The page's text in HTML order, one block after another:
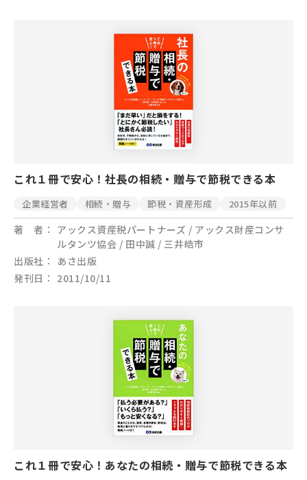
これ１冊で安心！社長の相続・贈与で節税できる本
企業経営者 相続・贈与 節税・資産形成 2015年以前
著 者
アックス資産税パートナーズ / アックス財産コンサ
ルタンツ協会 / 田中誠 / 三井皓市
出版社
あさ出版
発刊日
2011/10/11
これ１冊で安心！あなたの相続・贈与で節税できる本